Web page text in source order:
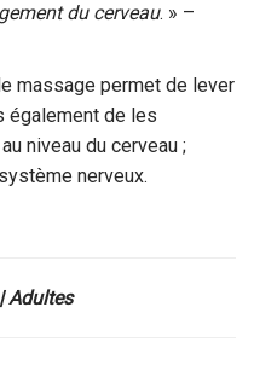
du cerveau. » –
massage permet de lever
également de les
niveau du cerveau ;
nerveux.
Adultes